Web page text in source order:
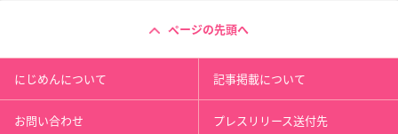
ページの先頭へ
にじめんについて 記事掲載について
お問い合わせ プレスリリース送付先